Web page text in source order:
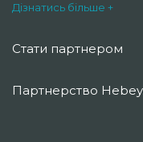
Дізнатись більше +
Стати партнером
Партнерство